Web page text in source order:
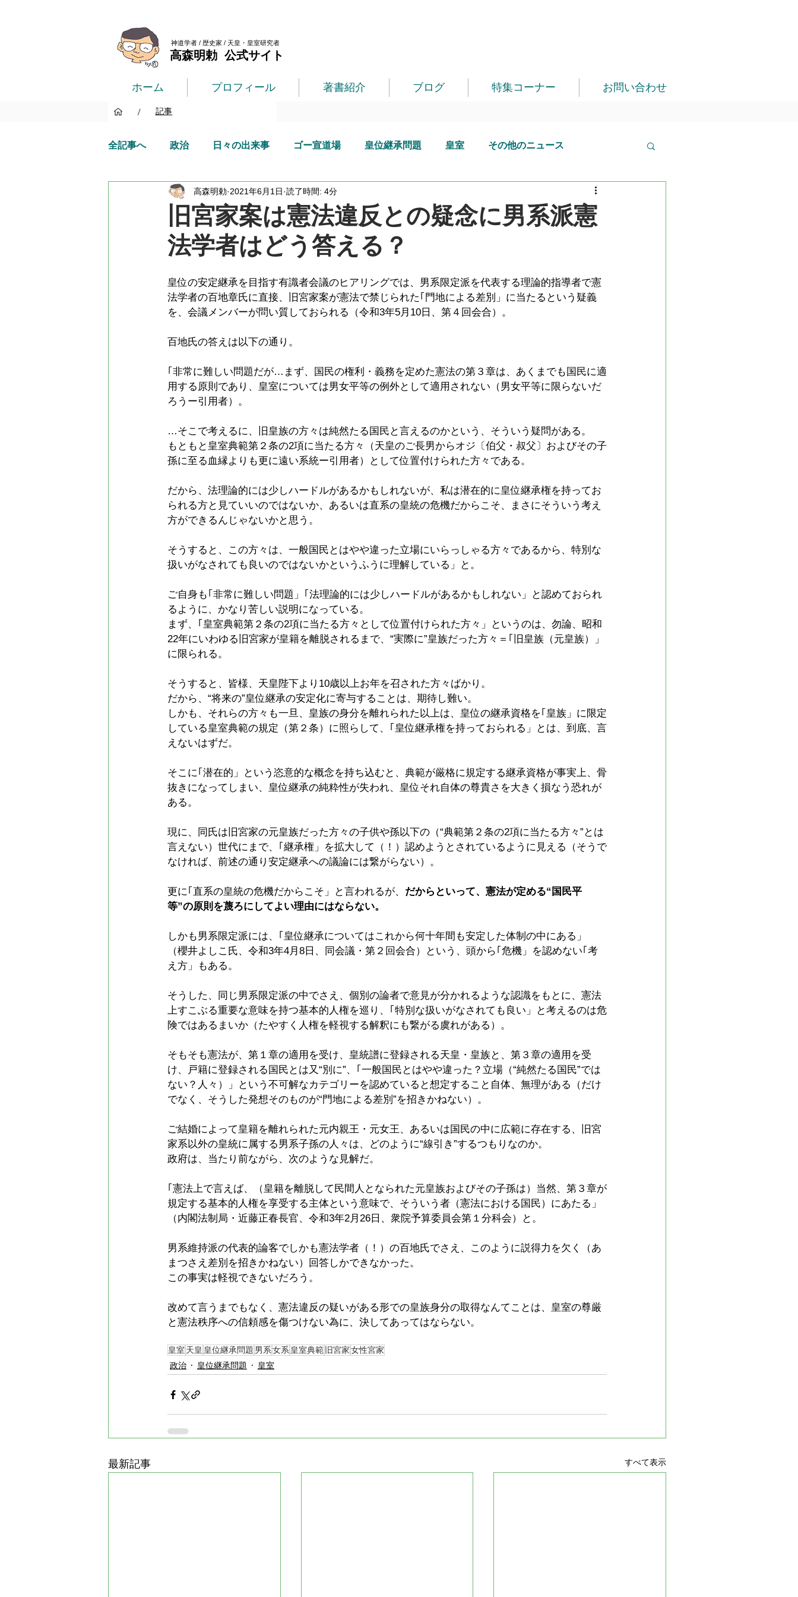
神道学者 / 歴史家 / 天皇・皇室研究者
高森明勅 公式サイト
ホーム プロフィール 著書紹介 ブログ 特集コーナー お問い合わせ
/ 記事
全記事へ 政治 日々の出来事 ゴー宣道場 皇位継承問題 皇室 その他のニュース
旧宮家案は憲法違反との疑念に男系派憲
法学者はどう答える？
高森明勅 2021年6月1日 読了時間: 4分
皇位の安定継承を目指す有識者会議のヒアリングでは、男系限定派を代表する理論的指導者で憲
法学者の百地章氏に直接、旧宮家案が憲法で禁じられた｢門地による差別」に当たるという疑義
を、会議メンバーが問い質しておられる（令和3年5月10日、第４回会合）。
百地氏の答えは以下の通り。
｢非常に難しい問題だが…まず、国民の権利・義務を定めた憲法の第３章は、あくまでも国民に適
用する原則であり、皇室については男女平等の例外として適用されない（男女平等に限らないだ
ろうー引用者）。
…そこで考えるに、旧皇族の方々は純然たる国民と言えるのかという、そういう疑問がある。
もともと皇室典範第２条の2項に当たる方々（天皇のご長男からオジ〔伯父・叔父〕およびその子
孫に至る血縁よりも更に遠い系統ー引用者）として位置付けられた方々である。
だから、法理論的には少しハードルがあるかもしれないが、私は潜在的に皇位継承権を持ってお
られる方と見ていいのではないか、あるいは直系の皇統の危機だからこそ、まさにそういう考え
方ができるんじゃないかと思う。
そうすると、この方々は、一般国民とはやや違った立場にいらっしゃる方々であるから、特別な
扱いがなされても良いのではないかというふうに理解している」と。
ご自身も｢非常に難しい問題」｢法理論的には少しハードルがあるかもしれない」と認めておられ
るように、かなり苦しい説明になっている。
まず、｢皇室典範第２条の2項に当たる方々として位置付けられた方々」というのは、勿論、昭和
22年にいわゆる旧宮家が皇籍を離脱されるまで、“実際に”皇族だった方々＝｢旧皇族（元皇族）」
に限られる。
そうすると、皆様、天皇陛下より10歳以上お年を召された方々ばかり。
だから、“将来の”皇位継承の安定化に寄与することは、期待し難い。
しかも、それらの方々も一旦、皇族の身分を離れられた以上は、皇位の継承資格を｢皇族」に限定
している皇室典範の規定（第２条）に照らして、｢皇位継承権を持っておられる」とは、到底、言
えないはずだ。
そこに｢潜在的」という恣意的な概念を持ち込むと、典範が厳格に規定する継承資格が事実上、骨
抜きになってしまい、皇位継承の純粋性が失われ、皇位それ自体の尊貴さを大きく損なう恐れが
ある。
現に、同氏は旧宮家の元皇族だった方々の子供や孫以下の（“典範第２条の2項に当たる方々”とは
言えない）世代にまで、｢継承権」を拡大して（！）認めようとされているように見える（そうで
なければ、前述の通り安定継承への議論には繋がらない）。
更に｢直系の皇統の危機だからこそ」と言われるが、 だからといって、憲法が定める“国民平
等”の原則を蔑ろにしてよい理由にはならない。
しかも男系限定派には、｢皇位継承についてはこれから何十年間も安定した体制の中にある」
（櫻井よしこ氏、令和3年4月8日、同会議・第２回会合）という、頭から｢危機」を認めない｢考
え方」もある。
そうした、同じ男系限定派の中でさえ、個別の論者で意見が分かれるような認識をもとに、憲法
上すこぶる重要な意味を持つ基本的人権を巡り、｢特別な扱いがなされても良い」と考えるのは危
険ではあるまいか（たやすく人権を軽視する解釈にも繋がる虞れがある）。
そもそも憲法が、第１章の適用を受け、皇統譜に登録される天皇・皇族と、第３章の適用を受
け、戸籍に登録される国民とは又“別に”、｢一般国民とはやや違った？立場（“純然たる国民”では
ない？人々）」という不可解なカテゴリーを認めていると想定すること自体、無理がある（だけ
でなく、そうした発想そのものが“門地による差別”を招きかねない）。
ご結婚によって皇籍を離れられた元内親王・元女王、あるいは国民の中に広範に存在する、旧宮
家系以外の皇統に属する男系子孫の人々は、どのように“線引き”するつもりなのか。
政府は、当たり前ながら、次のような見解だ。
｢憲法上で言えば、（皇籍を離脱して民間人となられた元皇族およびその子孫は）当然、第３章が
規定する基本的人権を享受する主体という意味で、そういう者（憲法における国民）にあたる」
（内閣法制局・近藤正春長官、令和3年2月26日、衆院予算委員会第１分科会）と。
男系維持派の代表的論客でしかも憲法学者（！）の百地氏でさえ、このように説得力を欠く（あ
まつさえ差別を招きかねない）回答しかできなかった。
この事実は軽視できないだろう。
改めて言うまでもなく、憲法違反の疑いがある形での皇族身分の取得なんてことは、皇室の尊厳
と憲法秩序への信頼感を傷つけない為に、決してあってはならない。
皇室 天皇 皇位継承問題 男系女系 皇室典範 旧宮家女性宮家
政治
皇位継承問題 皇室
最新記事 すべて表示